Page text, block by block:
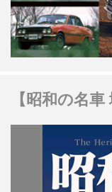
【昭和の名